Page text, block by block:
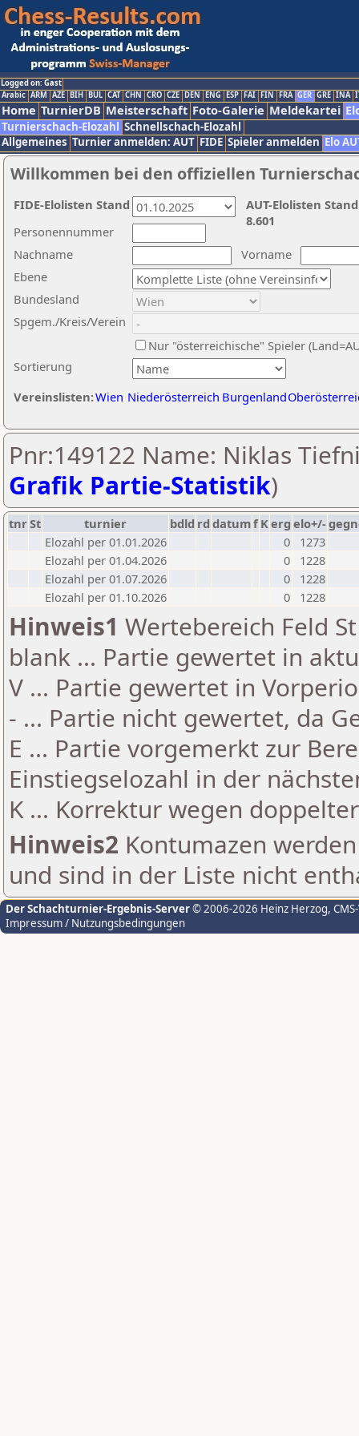
Logged on: Gast
Arabic ARM AZE BIH BUL CAT CHN CRO CZE DEN ENG ESP FAI FIN FRA GER GRE INA
Home TurnierDB Meisterschaft Foto-Galerie Meldekartei
Turnierschach-Elozahl Schnellschach-Elozahl
Allgemeines Turnier anmelden: AUT FIDE Spieler anmelden Elo
Willkommen bei den offiziellen
Nachname
Vorname
Ebene
Sortierung
Personennummer
Bundesland
Spgem./Kreis/Verein
Nur "österreichische" Spieler
Vereinslisten:Wien Niederösterreich Burgenland
AUT-Elolisten
8.601
FIDE-Elolisten Stand
Pnr:149122 Name: Niklas
Grafik Partie-Statistik)
tnrSt turnier bdld rd datumf Kerg elo+/-
Elozahl per 01.01.2026
0
1273
Elozahl per 01.04.2026
0
1228
Elozahl per 01.07.2026
0
1228
Elozahl per 01.10.2026
0 1228
Hinweis1 Wertebereich Feld
blank ... Partie gewertet in
V ... Partie gewertet in
- ... Partie nicht gewertet, da
E ... Partie vorgemerkt zur
Einstiegselozahl in der
K ... Korrektur wegen
Hinweis2 Kontumazen
und sind in der Liste nicht
Der Schachturnier-Ergebnis-Server© 2006-2026 Heinz Herzog,
Impressum / Nutzungsbedingungen